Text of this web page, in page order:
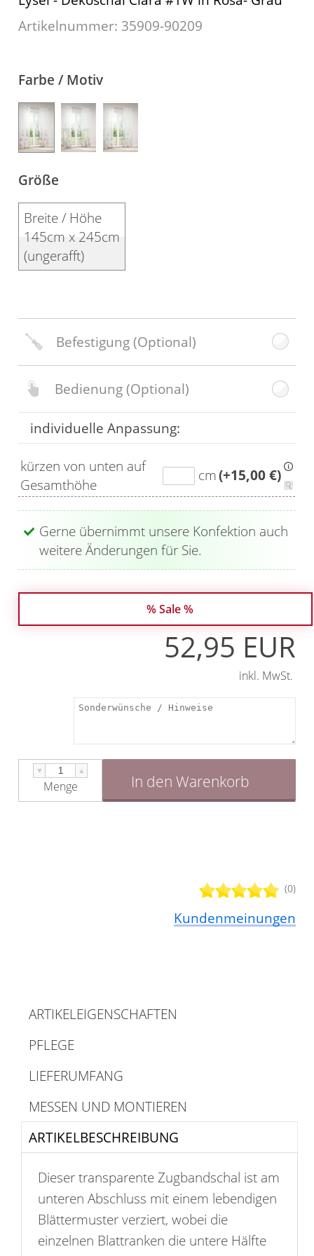
Kissen
Fensterbilder
Gardinenstange
Stoffe
Panneaux
Artikelnummer: 35909-90209
Farbe / Motiv
Größe
Breite / Höhe
145cm x 245cm
(ungerafft)
Befestigung(Optional)
Bedienung(Optional)
individuelle Anpassung:
kürzen von unten auf
Gesamthöhe
cm(+15,00 €)
Gerne übernimmt unsere Konfektion auch
weitere Änderungen für Sie.
(0)
Kundenmeinungen
% Sale %
52,95 EUR
inkl. MwSt.
▼ ▲
Menge In den Warenkorb
ARTIKELBESCHREIBUNG
ARTIKELEIGENSCHAFTEN
PFLEGE
LIEFERUMFANG
MESSEN UND MONTIEREN
Dieser transparente Zugbandschal ist am
unteren Abschluss mit einem lebendigen
Blättermuster verziert, wobei die
einzelnen Blattranken die untere Hälfte